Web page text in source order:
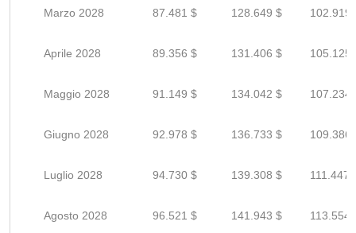
Marzo 2028 87.481 $ 128.649 $ 102.919
Aprile 2028 89.356 $ 131.406 $ 105.125
Maggio 2028 91.149 $ 134.042 $ 107.234
Giugno 2028 92.978 $ 136.733 $ 109.386
Luglio 2028 94.730 $ 139.308 $ 111.447
Agosto 2028 96.521 $ 141.943 $ 113.554